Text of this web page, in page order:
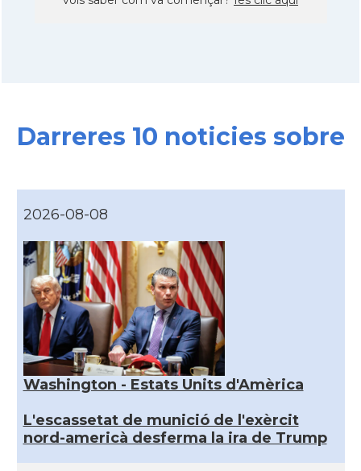
Darreres 10 noticies sobre
2026-08-08
Washington - Estats Units d'Amèrica
L'escassetat de munició de l'exèrcit
nord-americà desferma la ira de Trump